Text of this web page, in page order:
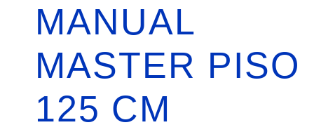
MANUAL
MASTER PISO
125 CM